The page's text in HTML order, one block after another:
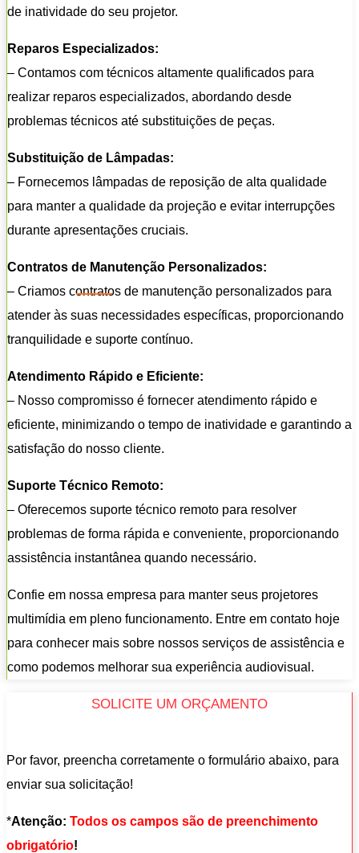
de inatividade do seu projetor.
Reparos Especializados:
– Contamos com técnicos altamente qualificados para
realizar reparos especializados, abordando desde
problemas técnicos até substituições de peças.
Substituição de Lâmpadas:
– Fornecemos lâmpadas de reposição de alta qualidade
para manter a qualidade da projeção e evitar interrupções
durante apresentações cruciais.
Contratos de Manutenção Personalizados:
– Criamos contratos de manutenção personalizados para
atender às suas necessidades específicas, proporcionando
tranquilidade e suporte contínuo.
Atendimento Rápido e Eficiente:
– Nosso compromisso é fornecer atendimento rápido e
eficiente, minimizando o tempo de inatividade e garantindo a
satisfação do nosso cliente.
Suporte Técnico Remoto:
– Oferecemos suporte técnico remoto para resolver
problemas de forma rápida e conveniente, proporcionando
assistência instantânea quando necessário.
Confie em nossa empresa para manter seus projetores
multimídia em pleno funcionamento. Entre em contato hoje
para conhecer mais sobre nossos serviços de assistência e
como podemos melhorar sua experiência audiovisual.
SOLICITE UM ORÇAMENTO
Por favor, preencha corretamente o formulário abaixo, para
enviar sua solicitação!
*Atenção: Todos os campos são de preenchimento
obrigatório!